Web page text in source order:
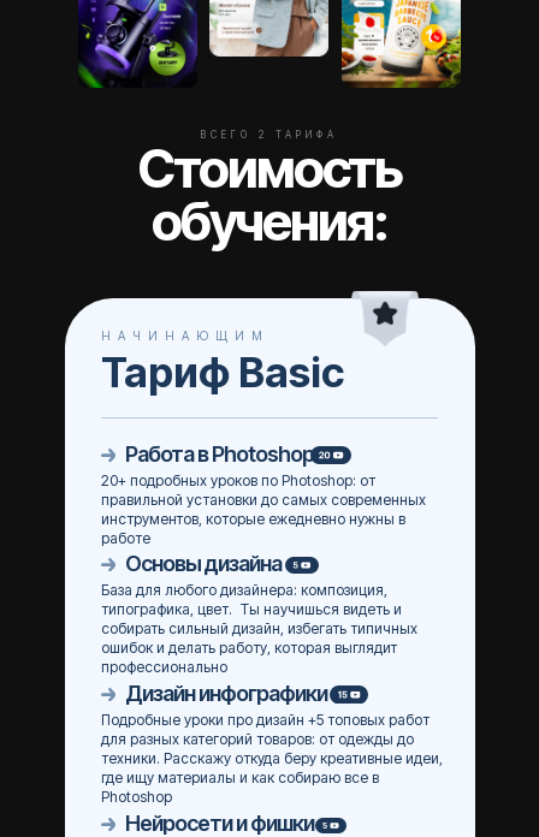
НАЧИНАЮЩИМ
Тариф Basic
20+ подробных уроков по Photoshop: от
правильной установки до самых современных
инструментов, которые ежедневно нужны в
работе
Работа в Photoshop
База для любого дизайнера: композиция,
типографика, цвет. Ты научишься видеть и
собирать сильный дизайн, избегать типичных
ошибок и делать работу, которая выглядит
профессионально
Основы дизайна
Подробные уроки про дизайн +5 топовых работ
для разных категорий товаров: от одежды до
техники. Расскажу откуда беру креативные идеи,
где ищу материалы и как собираю все в
Photoshop
Дизайн инфографики
Нейросети и фишки
ВСЕГО 2 ТАРИФА
Стоимость
обучения: